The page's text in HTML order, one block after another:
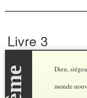
Livre 3
Dieu,
monde